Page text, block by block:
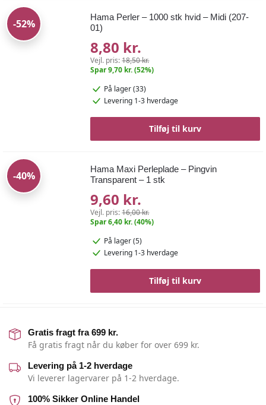
-52%
Hama Perler – 1000 stk hvid – Midi (207-
01)
8,80 kr.
Vejl. pris:18,50 kr.
Spar 9,70 kr. (52%)
På lager (33)
Levering 1-3 hverdage
Tilføj til kurv
-40%
Hama Maxi Perleplade – Pingvin
Transparent – 1 stk
9,60 kr.
Vejl. pris:16,00 kr.
Spar 6,40 kr. (40%)
På lager (5)
Levering 1-3 hverdage
Tilføj til kurv
Gratis fragt fra 699 kr.
Få gratis fragt når du køber for over 699 kr.
Levering på 1-2 hverdage
Vi leverer lagervarer på 1-2 hverdage.
100% Sikker Online Handel